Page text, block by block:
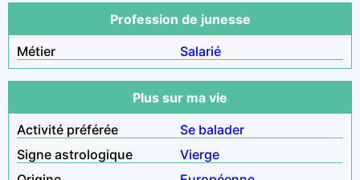
Profession de junesse
Métier
Salarié
Plus sur ma vie
Activité préférée
Se balader
Signe astrologique
Vierge